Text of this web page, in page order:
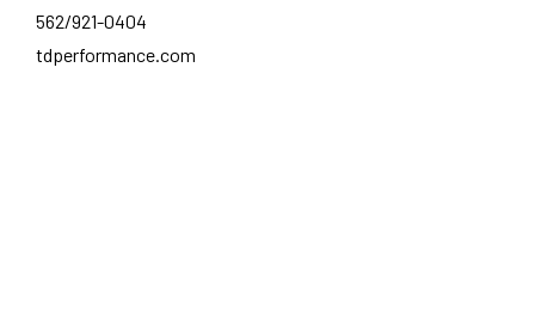
562/921-0404
tdperformance.com